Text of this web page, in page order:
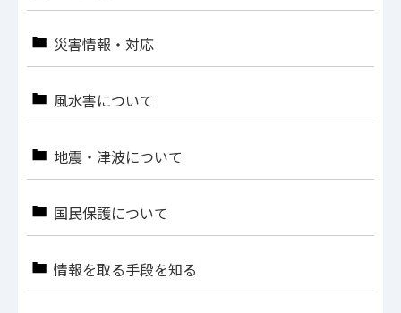
災害情報・対応
風水害について
地震・津波について
国民保護について
情報を取る手段を知る